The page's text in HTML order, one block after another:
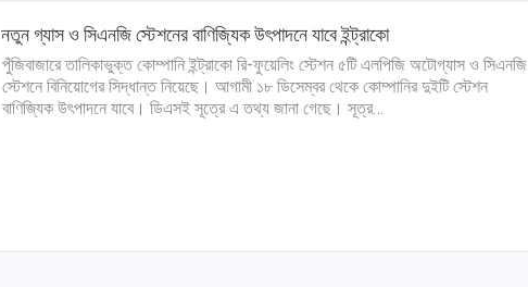
নতুন গ্যাস ও সিএনজি স্টেশনের বাণিজ্যিক উৎপাদনে যাবে ইন্ট্রাকো
পুঁজিবাজারে তালিকাভুক্ত কোম্পানি ইন্ট্রাকো রি-ফুয়েলিং স্টেশন ৫টি এলপিজি অটোগ্যাস ও সিএনজি
স্টেশনে বিনিয়োগের সিদ্ধান্ত নিয়েছে। আগামী ১৮ ডিসেম্বর থেকে কোম্পানির দুইটি স্টেশন
বাণিজ্যিক উৎপাদনে যাবে। ডিএসই সূত্রে এ তথ্য জানা গেছে। সূত্র…